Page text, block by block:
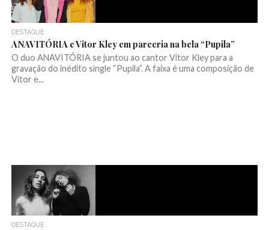
DESTAQUE
ANAVITÓRIA e Vitor Kley em parceria na bela “Pupila”
O duo ANAVITÓRIA se juntou ao cantor Vitor Kley para a
gravação do inédito single “Pupila”. A faixa é uma composição de
Vitor e...
DESTAQUE